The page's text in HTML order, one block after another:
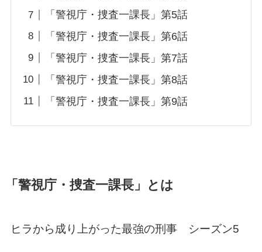
「警視庁・捜査一課長」第5話
「警視庁・捜査一課長」第6話
「警視庁・捜査一課長」第7話
「警視庁・捜査一課長」第8話
「警視庁・捜査一課長」第9話
「警視庁・捜査一課長」とは
ヒラから成り上がった最強の刑事 シーズン5